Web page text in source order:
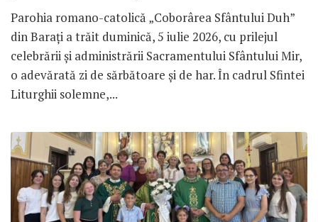
Parohia romano-catolică „Coborârea Sfântului Duh”
din Barați a trăit duminică, 5 iulie 2026, cu prilejul
celebrării și administrării Sacramentului Sfântului Mir,
o adevărată zi de sărbătoare și de har. În cadrul Sfintei
Liturghii solemne,...